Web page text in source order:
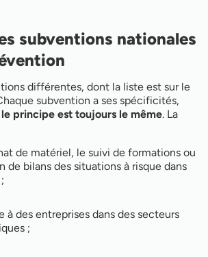
subventions nationales
différentes, dont la liste est sur le
subvention a ses spécificités,
le principe est toujours le même. La
de matériel, le suivi de formations ou
de bilans des situations à risque dans
à des entreprises dans des secteurs
;